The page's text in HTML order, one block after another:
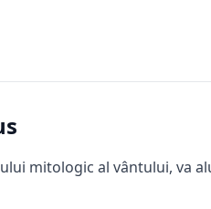
mitologic al vântului, va